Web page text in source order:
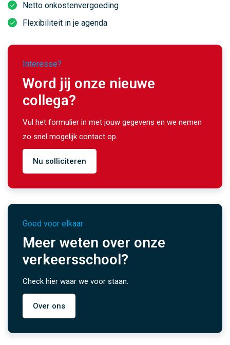
Netto onkostenvergoeding
Flexibiliteit in je agenda
Interesse?
Word jij onze nieuwe
collega?
Vul het formulier in met jouw gegevens en we nemen
zo snel mogelijk contact op.
Nu solliciteren
Goed voor elkaar
Meer weten over onze
verkeersschool?
Check hier waar we voor staan.
Over ons